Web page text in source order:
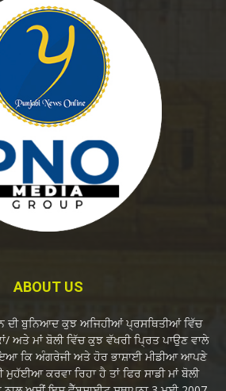
ABOUT US
ਦੀ ਬੁਨਿਆਦ ਕੁਝ ਅਜਿਹੀਆਂ ਪ੍ਰਸਥਿਤੀਆਂ ਵਿੱਚ
ਅਤੇ ਮਾਂ ਬੋਲੀ ਵਿੱਚ ਕੁਝ ਵੱਖਰੀ ਪ੍ਰਿਤ ਪਾਉਣ ਵਾਲੇ
ਕਿ ਅੰਗਰੇਜੀ ਅਤੇ ਹੋਰ ਭਾਸ਼ਾਈ ਮੀਡੀਆ ਆਪਣੇ
ਮੁਹੱਈਆ ਕਰਵਾ ਰਿਹਾ ਹੈ ਤਾਂ ਫਿਰ ਸਾਡੀ ਮਾਂ ਬੋਲੀ